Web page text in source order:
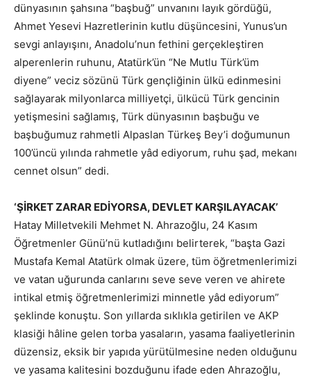
dünyasının şahsına “başbuğ” unvanını layık gördüğü,
Ahmet Yesevi Hazretlerinin kutlu düşüncesini, Yunus’un
sevgi anlayışını, Anadolu’nun fethini gerçekleştiren
alperenlerin ruhunu, Atatürk’ün “Ne Mutlu Türk’üm
diyene” veciz sözünü Türk gençliğinin ülkü edinmesini
sağlayarak milyonlarca milliyetçi, ülkücü Türk gencinin
yetişmesini sağlamış, Türk dünyasının başbuğu ve
başbuğumuz rahmetli Alpaslan Türkeş Bey’i doğumunun
100’üncü yılında rahmetle yâd ediyorum, ruhu şad, mekanı
cennet olsun” dedi.
‘ŞİRKET ZARAR EDİYORSA, DEVLET KARŞILAYACAK’
Hatay Milletvekili Mehmet N. Ahrazoğlu, 24 Kasım
Öğretmenler Günü’nü kutladığını belirterek, “başta Gazi
Mustafa Kemal Atatürk olmak üzere, tüm öğretmenlerimizi
ve vatan uğurunda canlarını seve seve veren ve ahirete
intikal etmiş öğretmenlerimizi minnetle yâd ediyorum”
şeklinde konuştu. Son yıllarda sıklıkla getirilen ve AKP
klasiği hâline gelen torba yasaların, yasama faaliyetlerinin
düzensiz, eksik bir yapıda yürütülmesine neden olduğunu
ve yasama kalitesini bozduğunu ifade eden Ahrazoğlu,